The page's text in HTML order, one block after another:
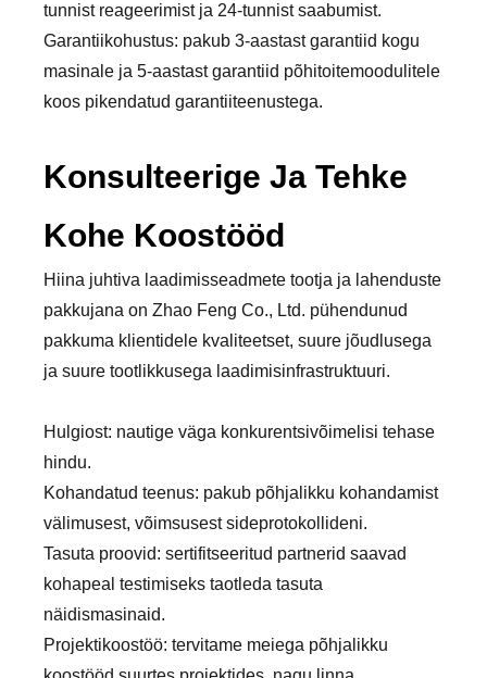
tunnist reageerimist ja 24-tunnist saabumist.
Garantiikohustus: pakub 3-aastast garantiid kogu
masinale ja 5-aastast garantiid põhitoitemoodulitele
koos pikendatud garantiiteenustega.
Konsulteerige Ja Tehke
Kohe Koostööd
Hiina juhtiva laadimisseadmete tootja ja lahenduste
pakkujana on Zhao Feng Co., Ltd. pühendunud
pakkuma klientidele kvaliteetset, suure jõudlusega
ja suure tootlikkusega laadimisinfrastruktuuri.
Hulgiost: nautige väga konkurentsivõimelisi tehase
hindu.
Kohandatud teenus: pakub põhjalikku kohandamist
välimusest, võimsusest sideprotokollideni.
Tasuta proovid: sertifitseeritud partnerid saavad
kohapeal testimiseks taotleda tasuta
näidismasinaid.
Projektikoostöö: tervitame meiega põhjalikku